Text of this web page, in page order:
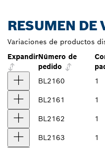
RESUMEN DE
Variaciones de productos
ExpandirNúmero de
pedido
BL2160 1
BL2161 1
BL2162 1
BL2163 1